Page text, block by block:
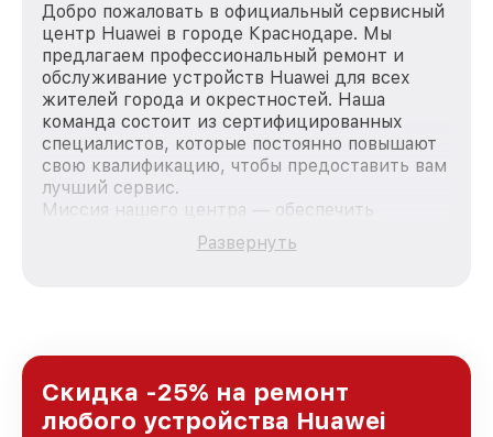
Добро пожаловать в официальный сервисный
центр Huawei в городе Краснодаре. Мы
предлагаем профессиональный ремонт и
обслуживание устройств Huawei для всех
жителей города и окрестностей. Наша
команда состоит из сертифицированных
специалистов, которые постоянно повышают
свою квалификацию, чтобы предоставить вам
лучший сервис.
Миссия нашего центра — обеспечить
качественный и доступный ремонт для
каждого пользователя продукции Huawei, вне
Краснодаре, постоянно повышая уровень
доверия и лояльности наших клиентов.
Развернуть
Скидка -25% на ремонт
любого устройства Huawei